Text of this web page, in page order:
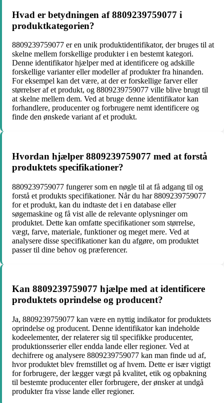
Hvad er betydningen af 8809239759077 i
produktkategorien?
8809239759077 er en unik produktidentifikator, der bruges til at
skelne mellem forskellige produkter i en bestemt kategori.
Denne identifikator hjælper med at identificere og adskille
forskellige varianter eller modeller af produkter fra hinanden.
For eksempel kan det være, at der er forskellige farver eller
størrelser af et produkt, og 8809239759077 ville blive brugt til
at skelne mellem dem. Ved at bruge denne identifikator kan
forhandlere, producenter og forbrugere nemt identificere og
finde den ønskede variant af et produkt.
Hvordan hjælper 8809239759077 med at forstå
produktets specifikationer?
8809239759077 fungerer som en nøgle til at få adgang til og
forstå et produkts specifikationer. Når du har 8809239759077
for et produkt, kan du indtaste det i en database eller
søgemaskine og få vist alle de relevante oplysninger om
produktet. Dette kan omfatte specifikationer som størrelse,
vægt, farve, materiale, funktioner og meget mere. Ved at
analysere disse specifikationer kan du afgøre, om produktet
passer til dine behov og præferencer.
Kan 8809239759077 hjælpe med at identificere
produktets oprindelse og producent?
Ja, 8809239759077 kan være en nyttig indikator for produktets
oprindelse og producent. Denne identifikator kan indeholde
kodeelementer, der relaterer sig til specifikke producenter,
produktionsserier eller endda lande eller regioner. Ved at
dechifrere og analysere 8809239759077 kan man finde ud af,
hvor produktet blev fremstillet og af hvem. Dette er især vigtigt
for forbrugere, der lægger vægt på kvalitet, etik og opbakning
til bestemte producenter eller forbrugere, der ønsker at undgå
produkter fra visse lande eller regioner.